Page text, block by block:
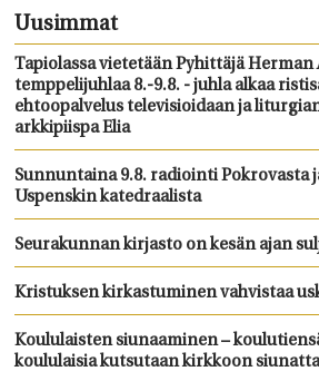
Uusimmat
Tapiolassa vietetään Pyhittäjä
temppelijuhlaa 8.-9.8. - juhla alkaa
ehtoopalvelus televisioidaan ja
arkkipiispa Elia
Sunnuntaina 9.8. radiointi Pokrovasta
Uspenskin katedraalista
Seurakunnan kirjasto on kesän ajan
Kristuksen kirkastuminen vahvistaa
Koululaisten siunaaminen –
koululaisia kutsutaan kirkkoon